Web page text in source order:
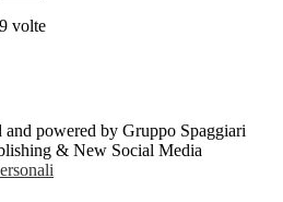
volte
powered by Gruppo Spaggiari
& New Social Media